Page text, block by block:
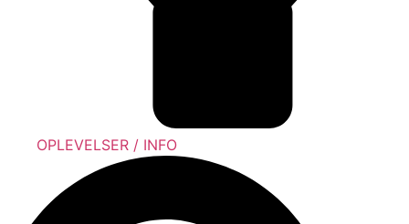
OPLEVELSER / INFO